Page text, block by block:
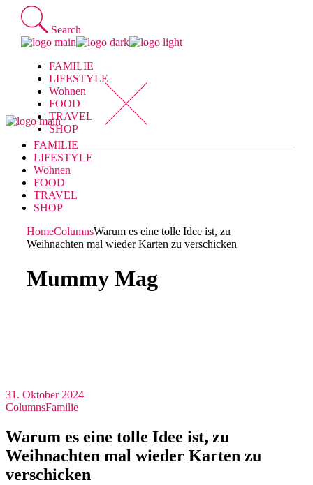
Skip
content
Search
FAMILIE
LIFESTYLE
Wohnen
FOOD
TRAVEL
SHOP
FAMILIE
LIFESTYLE
Wohnen
FOOD
TRAVEL
SHOP
HomeColumnsWarum es eine tolle Idee ist, zu
Weihnachten mal wieder Karten zu verschicken
Mummy Mag
31. Oktober 2024
ColumnsFamilie
Warum es eine tolle Idee ist, zu
Weihnachten mal wieder Karten zu
verschicken